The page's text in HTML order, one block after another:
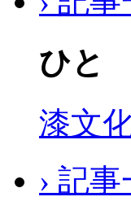
ひと
漆文
› 記